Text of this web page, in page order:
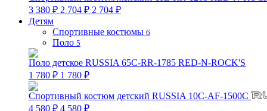
3 380 ₽ 2 704 ₽ 2 704 ₽
Детям
Спортивные костюмы 6
Поло 5
Поло детское RUSSIA 65C-RR-1785 RED-N-ROCK'S
1 780 ₽ 1 780 ₽
Спортивный костюм детский RUSSIA 10C-AF-1500C
4 580 ₽ 4 580 ₽